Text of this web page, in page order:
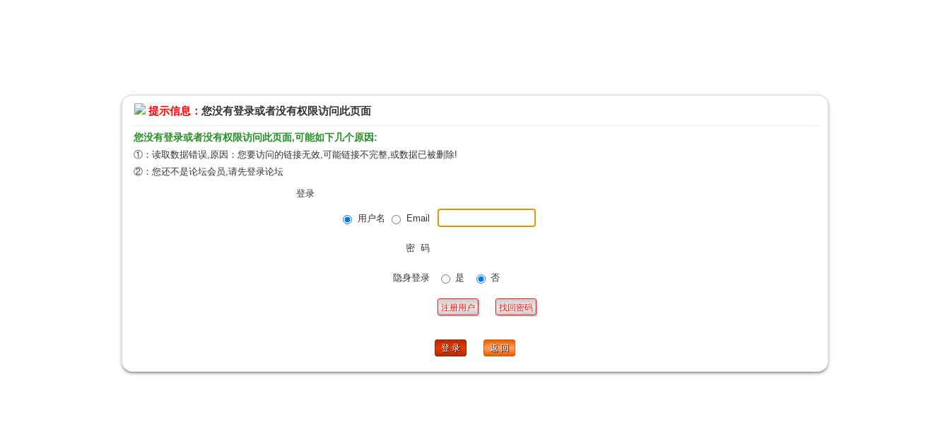
提示信息： 您没有登录或者没有权限访问此页面
您没有登录或者没有权限访问此页面,可能如下几个原因:
①：读取数据错误,原因：您要访问的链接无效,可能链接不完整,或数据已被删除!
②：您还不是论坛会员,请先登录论坛
登录
用户名 Email
密 码
隐身登录 是 否